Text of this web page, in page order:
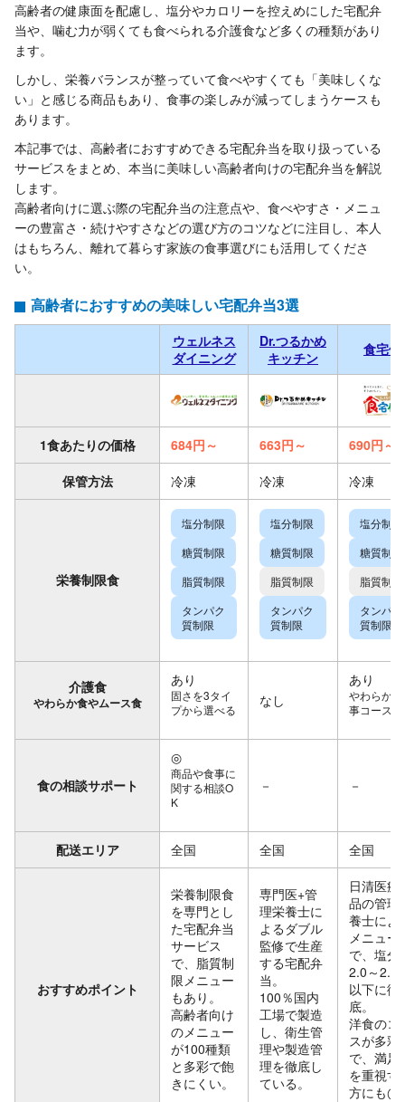
高齢者の健康面を配慮し、塩分やカロリーを控えめにした宅配弁
当や、噛む力が弱くても食べられる介護食など多くの種類があり
ます。
しかし、栄養バランスが整っていて食べやすくても「美味しくな
い」と感じる商品もあり、食事の楽しみが減ってしまうケースも
あります。
本記事では、高齢者におすすめできる宅配弁当を取り扱っている
サービスをまとめ、本当に美味しい高齢者向けの宅配弁当を解説
します。
高齢者向けに選ぶ際の宅配弁当の注意点や、食べやすさ・メニュ
ーの豊富さ・続けやすさなどの選び方のコツなどに注目し、本人
はもちろん、離れて暮らす家族の食事選びにも活用してくださ
い。
高齢者におすすめの美味しい宅配弁当3選
ウェルネス
ダイニング
Dr.つるかめ
キッチン
食宅便
1食あたりの価格 684円～ 663円～
690円～
保管方法
冷凍 冷凍 冷凍
栄養制限食
塩分制限
糖質制限
脂質制限
タンパク
質制限
塩分制限
糖質制限
脂質制限
タンパク
質制限
塩分制限
糖質制限
脂質制限
タンパク
質制限
介護食
やわらか食やムース食
あり
固さを3タイ
プから選べる
なし
あり
やわらか
事コース
食の相談サポート
◎
商品や食事に
関する相談O
K
－ －
配送エリア 全国 全国 全国
おすすめポイント
栄養制限食
を専門とし
た宅配弁当
サービス
で、脂質制
限メニュー
もあり。
高齢者向け
のメニュー
が100種類
と多彩で飽
きにくい。
専門医+管
理栄養士に
よるダブル
監修で生産
する宅配弁
当。
100％国内
工場で製造
し、衛生管
理や製造管
理を徹底し
ている。
日清医療
品の管理
養士によ
メニュー
で、塩分
2.0～2.5g
以下に徹
底。
洋食のコ
スが多彩
で、満足
を重視す
方にも◯